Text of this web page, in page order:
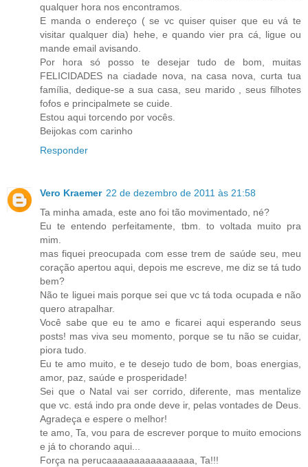
qualquer hora nos encontramos.
E manda o endereço ( se vc quiser quiser que eu vá te
visitar qualquer dia) hehe, e quando vier pra cá, ligue ou
mande email avisando.
Por hora só posso te desejar tudo de bom, muitas
FELICIDADES na ciadade nova, na casa nova, curta tua
família, dedique-se a sua casa, seu marido , seus filhotes
fofos e principalmete se cuide.
Estou aqui torcendo por vocês.
Beijokas com carinho
Responder
Vero Kraemer 22 de dezembro de 2011 às 21:58
Ta minha amada, este ano foi tão movimentado, né?
Eu te entendo perfeitamente, tbm. to voltada muito pra
mim.
mas fiquei preocupada com esse trem de saúde seu, meu
coração apertou aqui, depois me escreve, me diz se tá tudo
bem?
Não te liguei mais porque sei que vc tá toda ocupada e não
quero atrapalhar.
Você sabe que eu te amo e ficarei aqui esperando seus
posts! mas viva seu momento, porque se tu não se cuidar,
piora tudo.
Eu te amo muito, e te desejo tudo de bom, boas energias,
amor, paz, saúde e prosperidade!
Sei que o Natal vai ser corrido, diferente, mas mentalize
que vc. está indo pra onde deve ir, pelas vontades de Deus.
Agradeça e espere o melhor!
te amo, Ta, vou para de escrever porque to muito emocions
e já to chorando aqui...
Força na perucaaaaaaaaaaaaaaaa, Ta!!!